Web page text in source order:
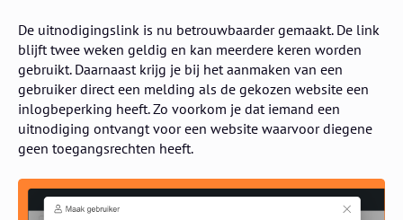
De uitnodigingslink is nu betrouwbaarder gemaakt. De link
blijft twee weken geldig en kan meerdere keren worden
gebruikt. Daarnaast krijg je bij het aanmaken van een
gebruiker direct een melding als de gekozen website een
inlogbeperking heeft. Zo voorkom je dat iemand een
uitnodiging ontvangt voor een website waarvoor diegene
geen toegangsrechten heeft.